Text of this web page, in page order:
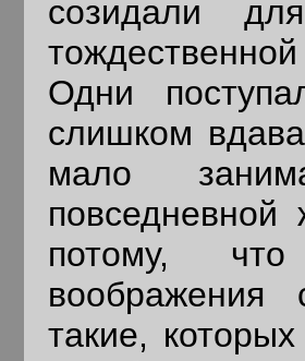
созидали
Одни
слишком
мало
повседневной
потому,
такие,